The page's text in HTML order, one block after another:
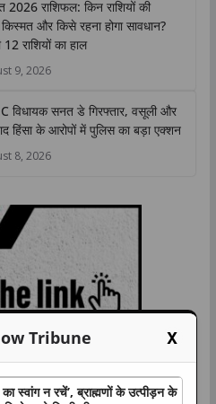
राशिफल: किन राशियों की
और किसे रहना होगा सावधान?
राशियों का हाल
9, 2026
विधायक सनत डे गिरफ्तार, वसूली और
हिंसा के आरोपों में पुलिस का बड़ा एक्शन
8, 2026
Tribune X
का स्वांग न रचें’, ब्राह्मणों के उत्पीड़न के